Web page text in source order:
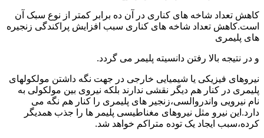
کاهش تعداد شاخه های کناری در آن ده برابر کمتر از نوع سبک آن
است.کاهش تعداد شاخه های کناری سبب افزایش پراکندگی زنجیره
های پلیمری
و در نتیجه بالا رفتن دانسیته پلیمر می گردد.
نیروهای فیزیکی یا شیمیایی خارجی در جهت نگه داشتن مولکولهای
پلیمری در کنار هم دیگر نقشی ندارند بلکه نیروی بین مولکولی به
نام نیرویی واندروالسی،زنجیر های پلیمری را کنار هم نگه می
دارد.این نیرو مثل نیروهای مغناطیسی پلیمر ها را جذب همدیگر
کرده،سبب ایجاد یک توده متراکم خواهد شد.